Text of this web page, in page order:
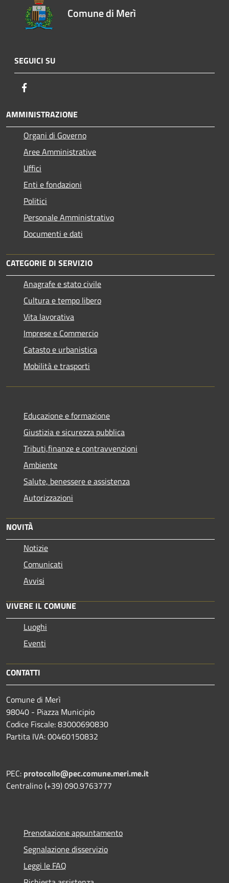
Comune di Merì
SEGUICI SU
AMMINISTRAZIONE
Organi di Governo
Aree Amministrative
Uffici
Enti e fondazioni
Politici
Personale Amministrativo
Documenti e dati
CATEGORIE DI SERVIZIO
Anagrafe e stato civile
Cultura e tempo libero
Vita lavorativa
Imprese e Commercio
Catasto e urbanistica
Mobilità e trasporti
Educazione e formazione
Giustizia e sicurezza pubblica
Tributi,finanze e contravvenzioni
Ambiente
Salute, benessere e assistenza
Autorizzazioni
NOVITÀ
Notizie
Comunicati
Avvisi
VIVERE IL COMUNE
Luoghi
Eventi
CONTATTI
Comune di Merì
98040 - Piazza Municipio
Codice Fiscale: 83000690830
Partita IVA: 00460150832
PEC: protocollo@pec.comune.meri.me.it
Centralino (+39) 090.9763777
Prenotazione appuntamento
Segnalazione disservizio
Leggi le FAQ